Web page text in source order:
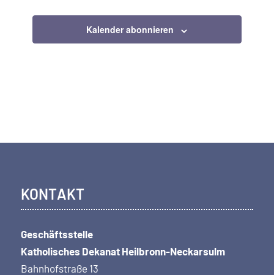
Kalender abonnieren
KONTAKT
Geschäftsstelle
Katholisches Dekanat Heilbronn-Neckarsulm
Bahnhofstraße 13